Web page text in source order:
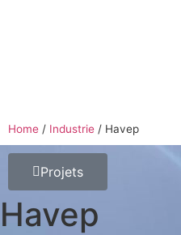
Home / Industrie / Havep
Projets
Havep